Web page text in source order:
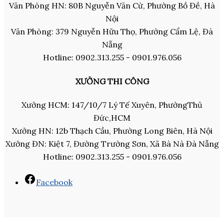
Văn Phòng HN: 80B Nguyễn Văn Cừ, Phường Bồ Đề, Hà
Nội
Văn Phòng: 379 Nguyễn Hữu Thọ, Phường Cẩm Lệ, Đà
Nẵng
Hotline: 0902.313.255 - 0901.976.056
XƯỞNG THI CÔNG
Xưởng HCM: 147/10/7 Lý Tế Xuyên, PhườngThủ
Đức,HCM
Xưởng HN: 12b Thạch Cầu, Phường Long Biên, Hà Nội
Xưởng ĐN: Kiệt 7, Đường Trường Sơn, Xã Bà Nà Đà Nẵng
Hotline: 0902.313.255 - 0901.976.056
Facebook